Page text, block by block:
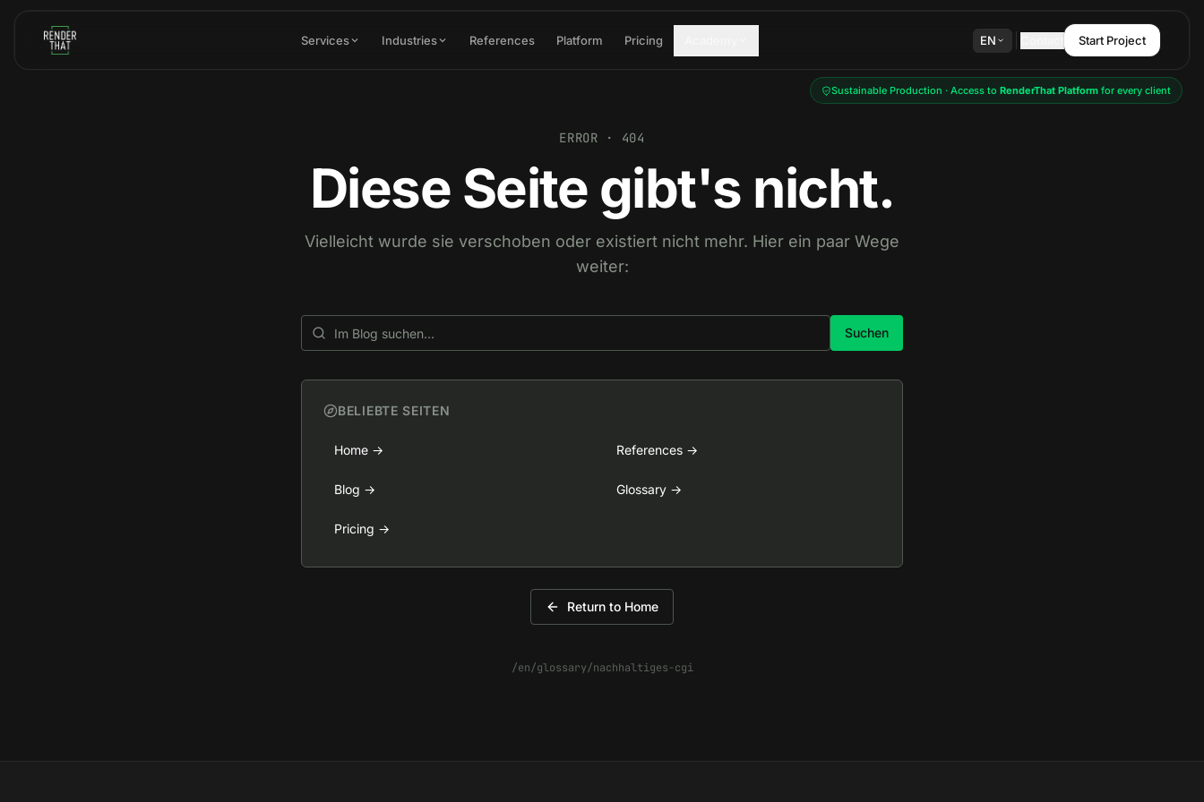
Services Industries References Platform Pricing EN Start Project
Sustainable Production · Access to RenderThat Platform for every client
ERROR · 404
Diese Seite gibt's nicht.
Vielleicht wurde sie verschoben oder existiert nicht mehr. Hier ein paar Wege
weiter:
Suchen
BELIEBTE SEITEN
Home → References →
Blog → Glossary →
Pricing →
Return to Home
/en/glossary/nachhaltiges-cgi